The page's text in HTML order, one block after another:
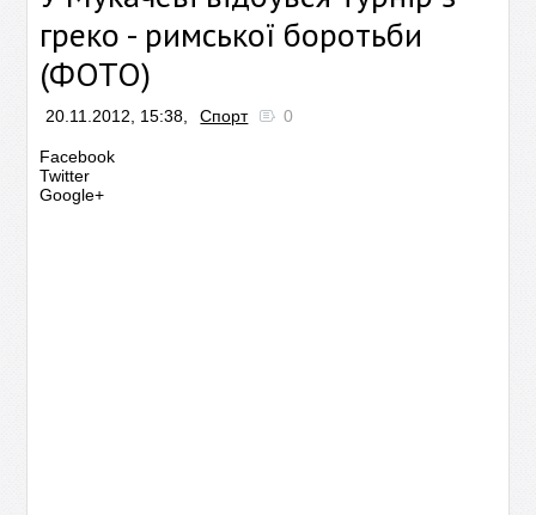
греко - римської боротьби
(ФОТО)
20.11.2012, 15:38, Спорт 0
Facebook
Twitter
Google+